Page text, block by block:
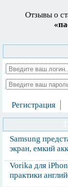
Отзывы о
Регистрация
Samsung
экран, емкий
Vorika для
практики